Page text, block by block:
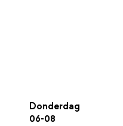
Donderdag
06-08